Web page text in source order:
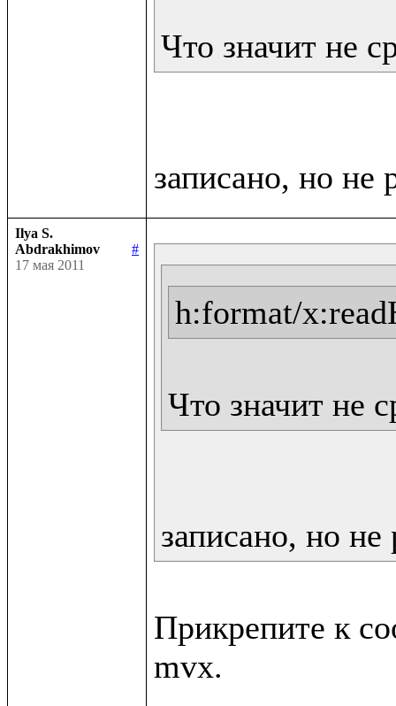
Что значит не
Ilya S.
Abdrakhimov
#
17 мая 2011
h:format/
Что значит не
записано, но не
Прикрепите к